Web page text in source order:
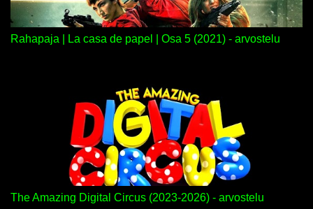
Rahapaja | La casa de papel | Osa 5 (2021) - arvostelu
The Amazing Digital Circus (2023-2026) - arvostelu